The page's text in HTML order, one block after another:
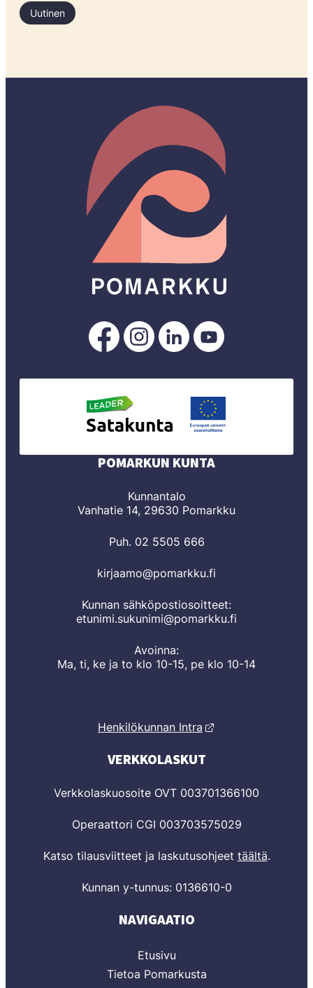
Uutinen
Pomarkku
Facebookissa
Pomarkku
Instagramissa
Pomarkku
LinkedInissä
POMARKUN KUNTA
Kunnantalo
Vanhatie 14, 29630 Pomarkku
Puh. 02 5505 666
kirjaamo@pomarkku.fi
Kunnan sähköpostiosoitteet:
etunimi.sukunimi@pomarkku.fi
Avoinna:
Ma, ti, ke ja to klo 10-15, pe klo 10-14
Henkilökunnan Intra
VERKKOLASKUT
Verkkolaskuosoite OVT 003701366100
Operaattori CGI 003703575029
Katso tilausviitteet ja laskutusohjeet täältä.
Kunnan y-tunnus: 0136610-0
NAVIGAATIO
Etusivu
Tietoa Pomarkusta